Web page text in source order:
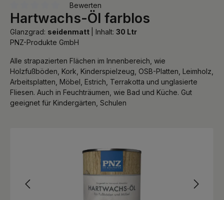
Durchschnittliche Bewertung von 0 von 5 Sternen
Bewerten
Hartwachs-Öl farblos
Glanzgrad: seidenmatt Inhalt: 30 Ltr
PNZ-Produkte GmbH
Alle strapazierten Flächen im Innenbereich, wie
Holzfußböden, Kork, Kinderspielzeug, OSB-Platten, Leimholz,
Arbeitsplatten, Möbel, Estrich, Terrakotta und unglasierte
Fliesen. Auch in Feuchträumen, wie Bad und Küche. Gut
geeignet für Kindergärten, Schulen